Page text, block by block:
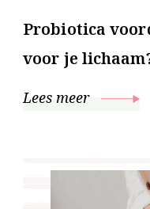
Probiotica
voor je
Lees meer